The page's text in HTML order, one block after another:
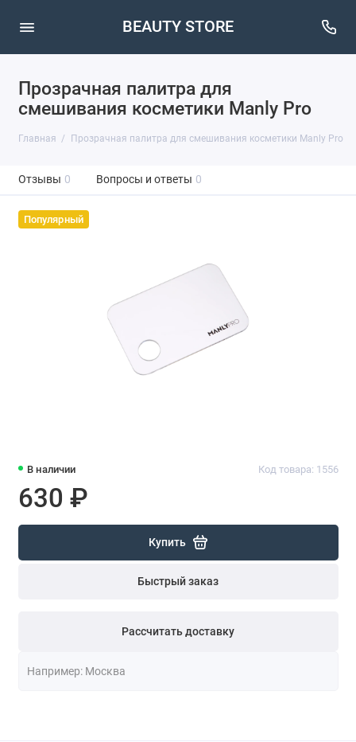
BEAUTY STORE
Прозрачная палитра для
смешивания косметики Manly Pro
Главная Прозрачная палитра для смешивания косметики Manly Pro
Отзывы 0 Вопросы и ответы 0
Популярный
В наличии Код товара: 1556
630 ₽
Купить
Быстрый заказ
Рассчитать доставку